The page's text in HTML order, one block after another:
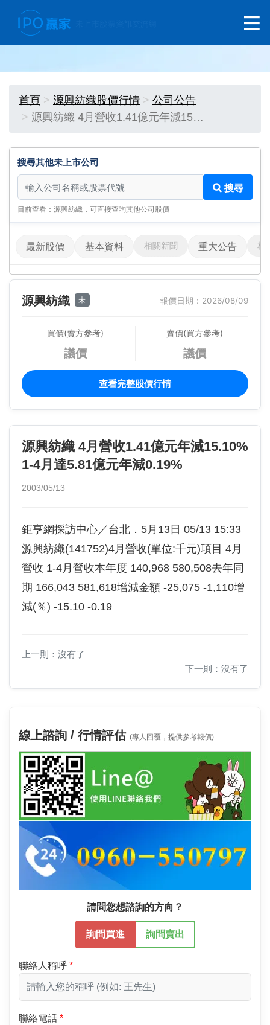
首頁 源興紡織股價行情
公司公告
源興紡織 4月營收1.41億元年減15…
搜尋其他未上市公司
搜尋其他未上市公司
搜尋
目前查看：源興紡織，可直接查詢其他公司股價
最新股價 基本資料 相關新聞 重大公告 相
源興紡織 未 報價日期：2026/08/09
買價(賣方參考)
議價
賣價(買方參考)
議價
查看完整股價行情
源興紡織 4月營收1.41億元年減15.10%
1-4月達5.81億元年減0.19%
2003/05/13
鉅亨網採訪中心／台北．5月13日 05/13 15:33
源興紡織(141752)4月營收(單位:千元)項目 4月
營收 1-4月營收本年度 140,968 580,508去年同
期 166,043 581,618增減金額 -25,075 -1,110增
減(％) -15.10 -0.19
上一則：沒有了
下一則：沒有了
線上諮詢 / 行情評估 (專人回覆，提供參考報價)
請問您想諮詢的方向？
詢問買進 詢問賣出
聯絡人稱呼
聯絡電話